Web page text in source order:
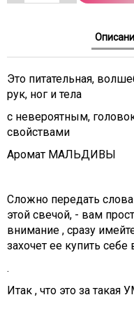
Это питательная,
рук, ног и тела
с невероятным,
свойствами
Аромат МАЛЬДИВЫ
Сложно передать
этой свечой, - вам
внимание , сразу
захочет ее купить
.
Итак , что это за такая